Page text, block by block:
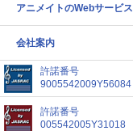
アニメイトのWebサービス
会社案内
許諾番号
9005542009Y56084
許諾番号
005542005Y31018